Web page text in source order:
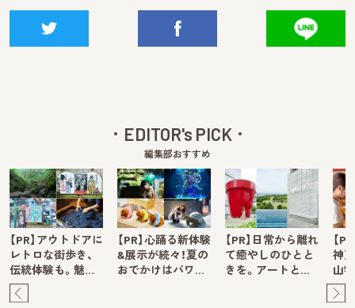
EDITOR's PICK
編集部おすすめ
【PR】アウトドアに
レトロな街歩き、
伝統体験も。魅…
【PR】心踊る新体験
&展示が続々！夏の
おでかけはパワ…
【PR】日常から離れ
て癒やしのひとと
きを。アートと…
【
神
山